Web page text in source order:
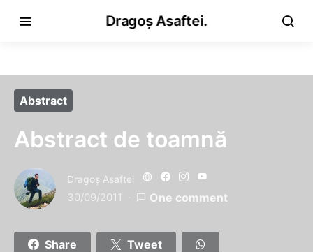
Dragoș Asaftei.
Abstract
Abstract de toamnă
Dragoş Asaftei
30/09/2011 One comment
Share Tweet